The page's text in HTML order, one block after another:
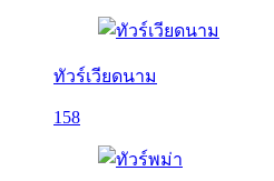
ทัวร์เวียดนาม
158